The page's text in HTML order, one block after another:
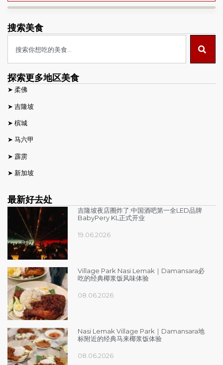
搜索美食
探索更多地区美食
最新好去处
吉隆坡夜店圈炸了:中国酒吧第一全LED品牌
BabyPery KL正式开业
19.06.2026
Village Park Nasi Lemak｜Damansara必
吃的经典椰浆饭风味体验
08.06.2026
Nasi Lemak Village Park｜Damansara地
标附近的经典马来椰浆饭体验
08.06.2026
➤ 柔佛
➤ 吉隆坡
➤ 槟城
➤ 马六甲
➤ 霹雳
➤ 新加坡